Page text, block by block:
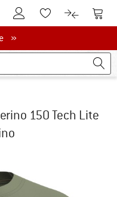
Al conto clienteAlla lista
Al Al
»
150 Tech Lite